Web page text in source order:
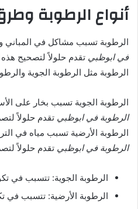
أنواع الرطوبة
الرطوبة تسبب مشاكل في المباني
في ابوظبي تقدم حلولاً لتصحيح
الرطوبة مثل الرطوبة الجوية
الرطوبة الجوية تسبب بخار على
الرطوبة في ابوظبي تقدم حلولاً
الرطوبة الأرضية تسبب مياه في
الرطوبة في ابوظبي تقدم حلولاً
الرطوبة الجوية: تتسبب في
الرطوبة الأرضية: تتسبب في